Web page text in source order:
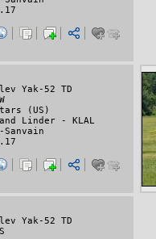
Yak-52 TD
(US)
Linder - KLAL
Yak-52 TD